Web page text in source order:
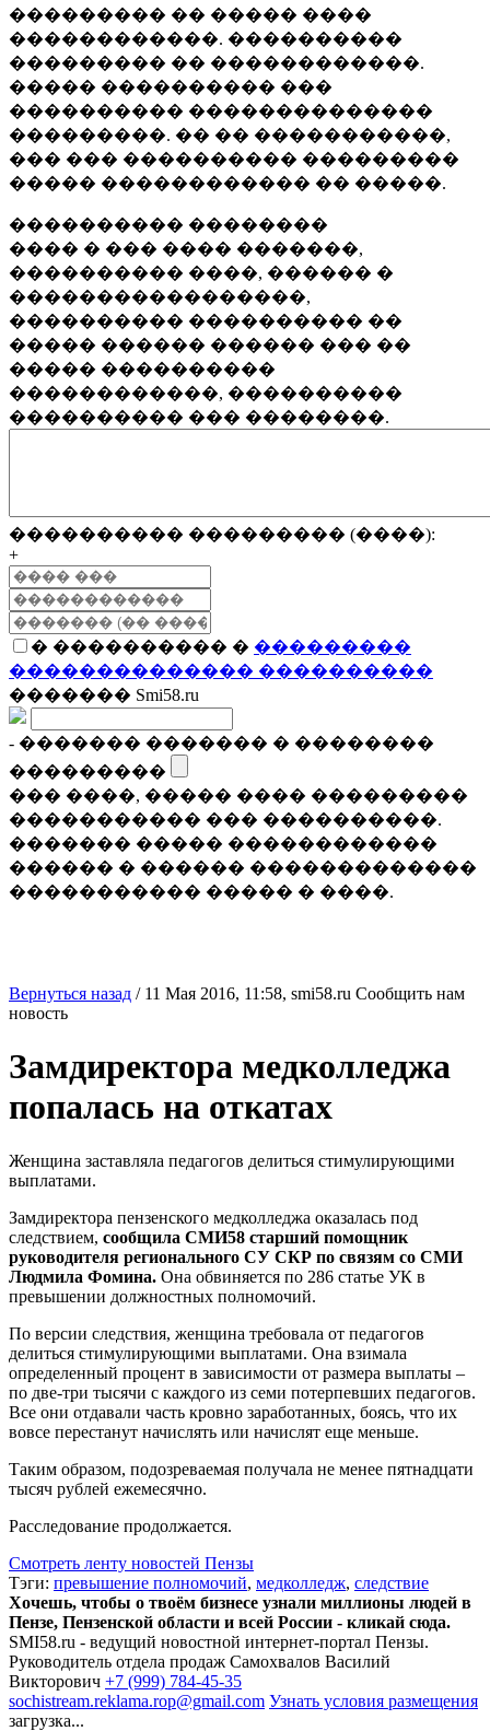
��������� �� ����� ����
������������. ����������
��������� �� ������������.
����� ���������� ���
���������� ��������������
���������. �� �� �����������,
��� ��� ���������� ���������
����� ������������ �� �����.
���������� ��������
���� � ��� ���� �������,
���������� ����, ������ �
�����������������,
���������� ���������� ��
����� ������ ������ ��� ��
����� ����������
������������, ����������
���������� ��� ��������.
���������� ��������� (����):
+
� ���������� � ���������
�������������� ����������
������� Smi58.ru
- ������� ������� � ��������
���������
��� ����, ����� ���� ���������
����������� ��� ����������.
������� ����� ������������
������ � ������ �������������
����������� ����� � ����.
Вернуться назад / 11 Мая 2016, 11:58, smi58.ru Сообщить нам
новость
Замдиректора медколледжа
попалась на откатах
Женщина заставляла педагогов делиться стимулирующими
выплатами.
Замдиректора пензенского медколледжа оказалась под
следствием, сообщила СМИ58 старший помощник
руководителя регионального СУ СКР по связям со СМИ
Людмила Фомина. Она обвиняется по 286 статье УК в
превышении должностных полномочий.
По версии следствия, женщина требовала от педагогов
делиться стимулирующими выплатами. Она взимала
определенный процент в зависимости от размера выплаты –
по две-три тысячи с каждого из семи потерпевших педагогов.
Все они отдавали часть кровно заработанных, боясь, что их
вовсе перестанут начислять или начислят еще меньше.
Таким образом, подозреваемая получала не менее пятнадцати
тысяч рублей ежемесячно.
Расследование продолжается.
Смотреть ленту новостей Пензы
Тэги: превышение полномочий, медколледж, следствие
Хочешь, чтобы о твоём бизнесе узнали миллионы людей в
Пензе, Пензенской области и всей России - кликай сюда.
SMI58.ru - ведущий новостной интернет-портал Пензы.
Руководитель отдела продаж Самохвалов Василий
Викторович +7 (999) 784-45-35
sochistream.reklama.rop@gmail.com Узнать условия размещения
загрузка...